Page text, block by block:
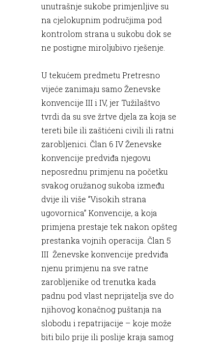
unutrašnje sukobe primjenljive su
na cjelokupnim područjima pod
kontrolom strana u sukobu dok se
ne postigne miroljubivo rješenje.
U tekućem predmetu Pretresno
vijeće zanimaju samo Ženevske
konvencije III i IV, jer Tužilaštvo
tvrdi da su sve žrtve djela za koja se
tereti bile ili zaštićeni civili ili ratni
zarobljenici. Član 6 IV Ženevske
konvencije predviđa njegovu
neposrednu primjenu na početku
svakog oružanog sukoba između
dvije ili više “Visokih strana
ugovornica” Konvencije, a koja
primjena prestaje tek nakon opšteg
prestanka vojnih operacija. Član 5
III Ženevske konvencije predviđa
njenu primjenu na sve ratne
zarobljenike od trenutka kada
padnu pod vlast neprijatelja sve do
njihovog konačnog puštanja na
slobodu i repatrijacije – koje može
biti bilo prije ili poslije kraja samog